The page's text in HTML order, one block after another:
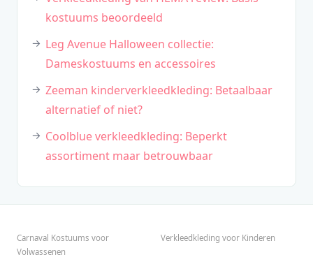
kostuums beoordeeld
Leg Avenue Halloween collectie:
Dameskostuums en accessoires
Zeeman kinderverkleedkleding: Betaalbaar
alternatief of niet?
Coolblue verkleedkleding: Beperkt
assortiment maar betrouwbaar
Carnaval Kostuums voor
Volwassenen
Verkleedkleding voor Kinderen